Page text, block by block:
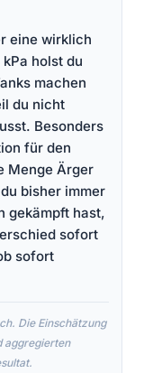
eine wirklich
holst du
machen
du nicht
Besonders
für den
Menge Ärger
bisher immer
gekämpft hast,
sofort
sofort
Die Einschätzung
aggregierten